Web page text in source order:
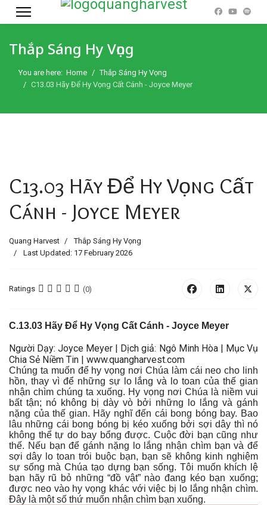
Thắp Sáng Hy Vọng
You are here: Home
Thắp Sáng Hy Vọng
C13.03 Hãy Để Hy Vọng Cất Cánh - Joyce Meyer
C13.03 Hãy Để Hy Vọng Cất
Cánh - Joyce Meyer
Quang Harvest
Thắp Sáng Hy Vọng
Last Updated: 17 February 2026
Ratings (0)
C.13.03 Hãy Để Hy Vọng Cất Cánh - Joyce Meyer
Người Dạy: Joyce Meyer | Dịch giả: Ngô Minh Hòa | Mục Vụ
Chia Sẻ Niềm Tin | www.quangharvest.com
Chúng ta muốn để hy vọng nơi Chúa làm cái neo cho linh
hồn, thay vì để những sự lo lắng và lo toan của thế gian
nhận chìm chúng ta xuống. Hy vọng nơi Chúa là niềm vui
bất tận; nó không bị dày vò bởi những lo lắng và gánh
nặng của thế gian. Hãy nghĩ đến cái bong bóng bay. Bao
lâu những cái bong bóng bị kéo xuống bởi sợi dây thì nó
không thể tự do bay bổng được. Cuộc đời bạn cũng như
thế. Nếu bạn để gánh nặng lo lắng nhận chìm bạn và để
sợi dây lo toan trói buộc bạn, bạn sẽ không kinh nghiệm
sự sống mà Chúa tạo dựng bạn sống. Tôi muốn khích lệ
bạn hãy rũ bỏ những “đồ vật” nào đang kéo bạn xuống;
được neo vào hy vọng khác với việc bị lo lắng nhận chìm.
Đây là một số thứ muốn nhận chìm bạn xuống.